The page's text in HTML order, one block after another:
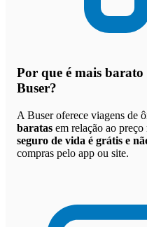
Por que é mais
Buser?
A Buser oferece viagens de
baratas em relação ao
seguro de vida é grátis e
compras pelo app ou site.